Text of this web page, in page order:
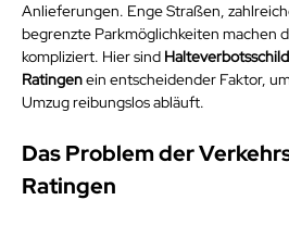
Anlieferungen. Enge Straßen,
begrenzte Parkmöglichkeiten machen
kompliziert. Hier sind
Ratingen ein entscheidender Faktor,
Umzug reibungslos abläuft.
Das Problem der
Ratingen